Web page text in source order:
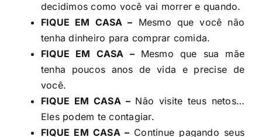
decidimos como você vai morrer e quando.
FIQUE EM CASA – Mesmo que você não
tenha dinheiro para comprar comida.
FIQUE EM CASA –Mesmo que sua mãe
tenha poucos anos de vida e precise de
você.
FIQUE EM CASA –Não visite teus netos…
Eles podem te contagiar.
FIQUE EM CASA – Continue pagando seus